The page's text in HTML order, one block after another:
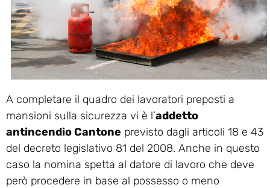
A completare il quadro dei lavoratori preposti a
mansioni sulla sicurezza vi è l’addetto
antincendio Cantone previsto dagli articoli 18 e 43
del decreto legislativo 81 del 2008. Anche in questo
caso la nomina spetta al datore di lavoro che deve
però procedere in base al possesso o meno